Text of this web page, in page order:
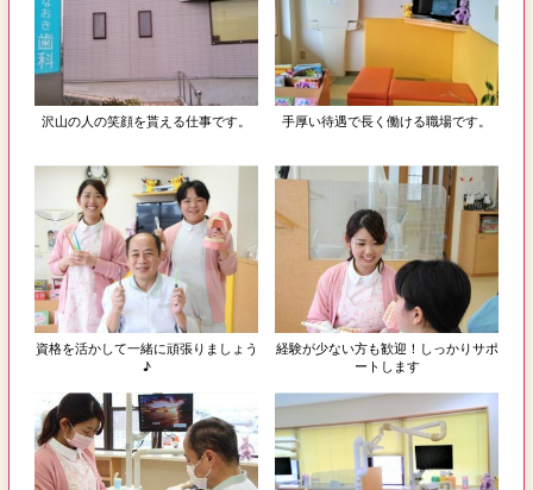
沢山の人の笑顔を貰える仕事です。 手厚い待遇で長く働ける職場です。
資格を活かして一緒に頑張りましょう
♪
経験が少ない方も歓迎！しっかりサポ
ートします